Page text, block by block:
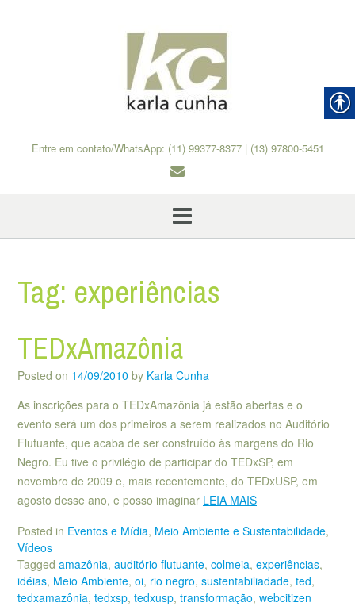
Entre em contato/WhatsApp: (11) 99377-8377 | (13) 97800-5451
Tag: experiências
TEDxAmazônia
Posted on 14/09/2010 by Karla Cunha
As inscrições para o TEDxAmazônia já estão abertas e o
evento será um dos primeiros a serem realizados no Auditório
Flutuante, que acaba de ser construído às margens do Rio
Negro. Eu tive o privilégio de participar do TEDxSP, em
novembro de 2009 e, mais recentemente, do TEDxUSP, em
agosto desse ano, e posso imaginar LEIA MAIS
Posted in Eventos e Mídia, Meio Ambiente e Sustentabilidade,
Vídeos
Tagged amazônia, auditório flutuante, colmeia, experiências,
idéias, Meio Ambiente, oi, rio negro, sustentabiliadade, ted,
tedxamazônia, tedxsp, tedxusp, transformação, webcitizen